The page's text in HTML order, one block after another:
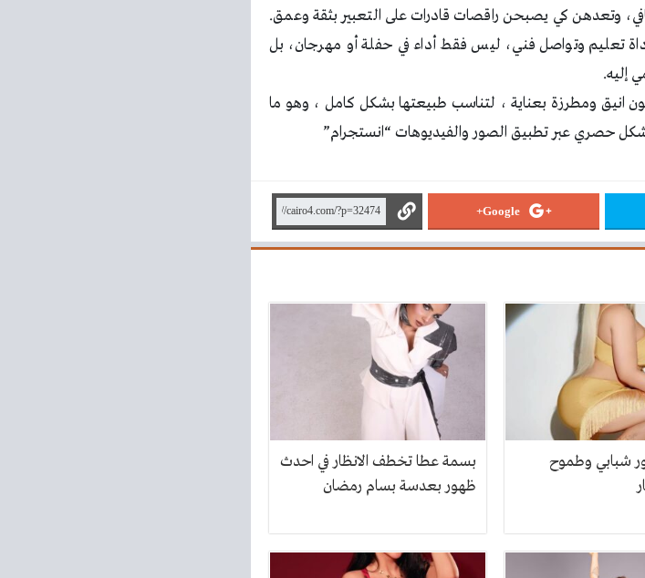
وتعدهن كي يصبحن راقصات قادرات على التعبير بثقة وعمق.
تعليم وتواصل فني، ليس فقط أداء في حفلة أو مهرجان، بل
إليه.
ومطرزة بعناية ، لتناسب طبيعتها بشكل كامل ، وهو ما
حصري عبر تطبيق الصور والفيديوهات “انستجرام”
Google+
شبابي وطموح
بسمة عطا تخطف الانظار في احدث
ظهور بعدسة بسام رمضان